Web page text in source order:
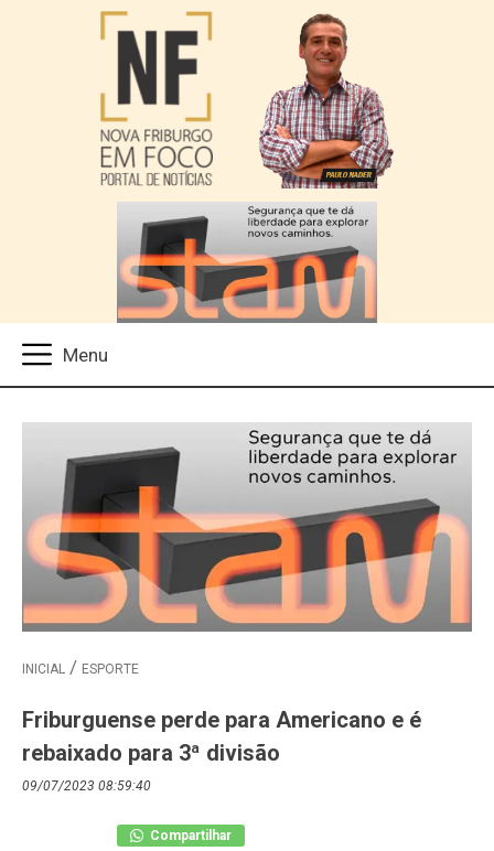
INICIAL ESPORTE
Friburguense perde para Americano e é
rebaixado para 3ª divisão
09/07/2023 08:59:40
Compartilhar